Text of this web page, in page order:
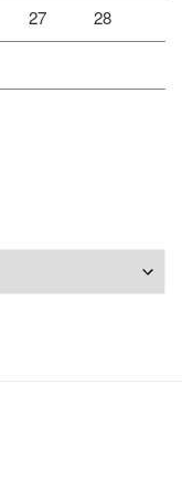
27 28